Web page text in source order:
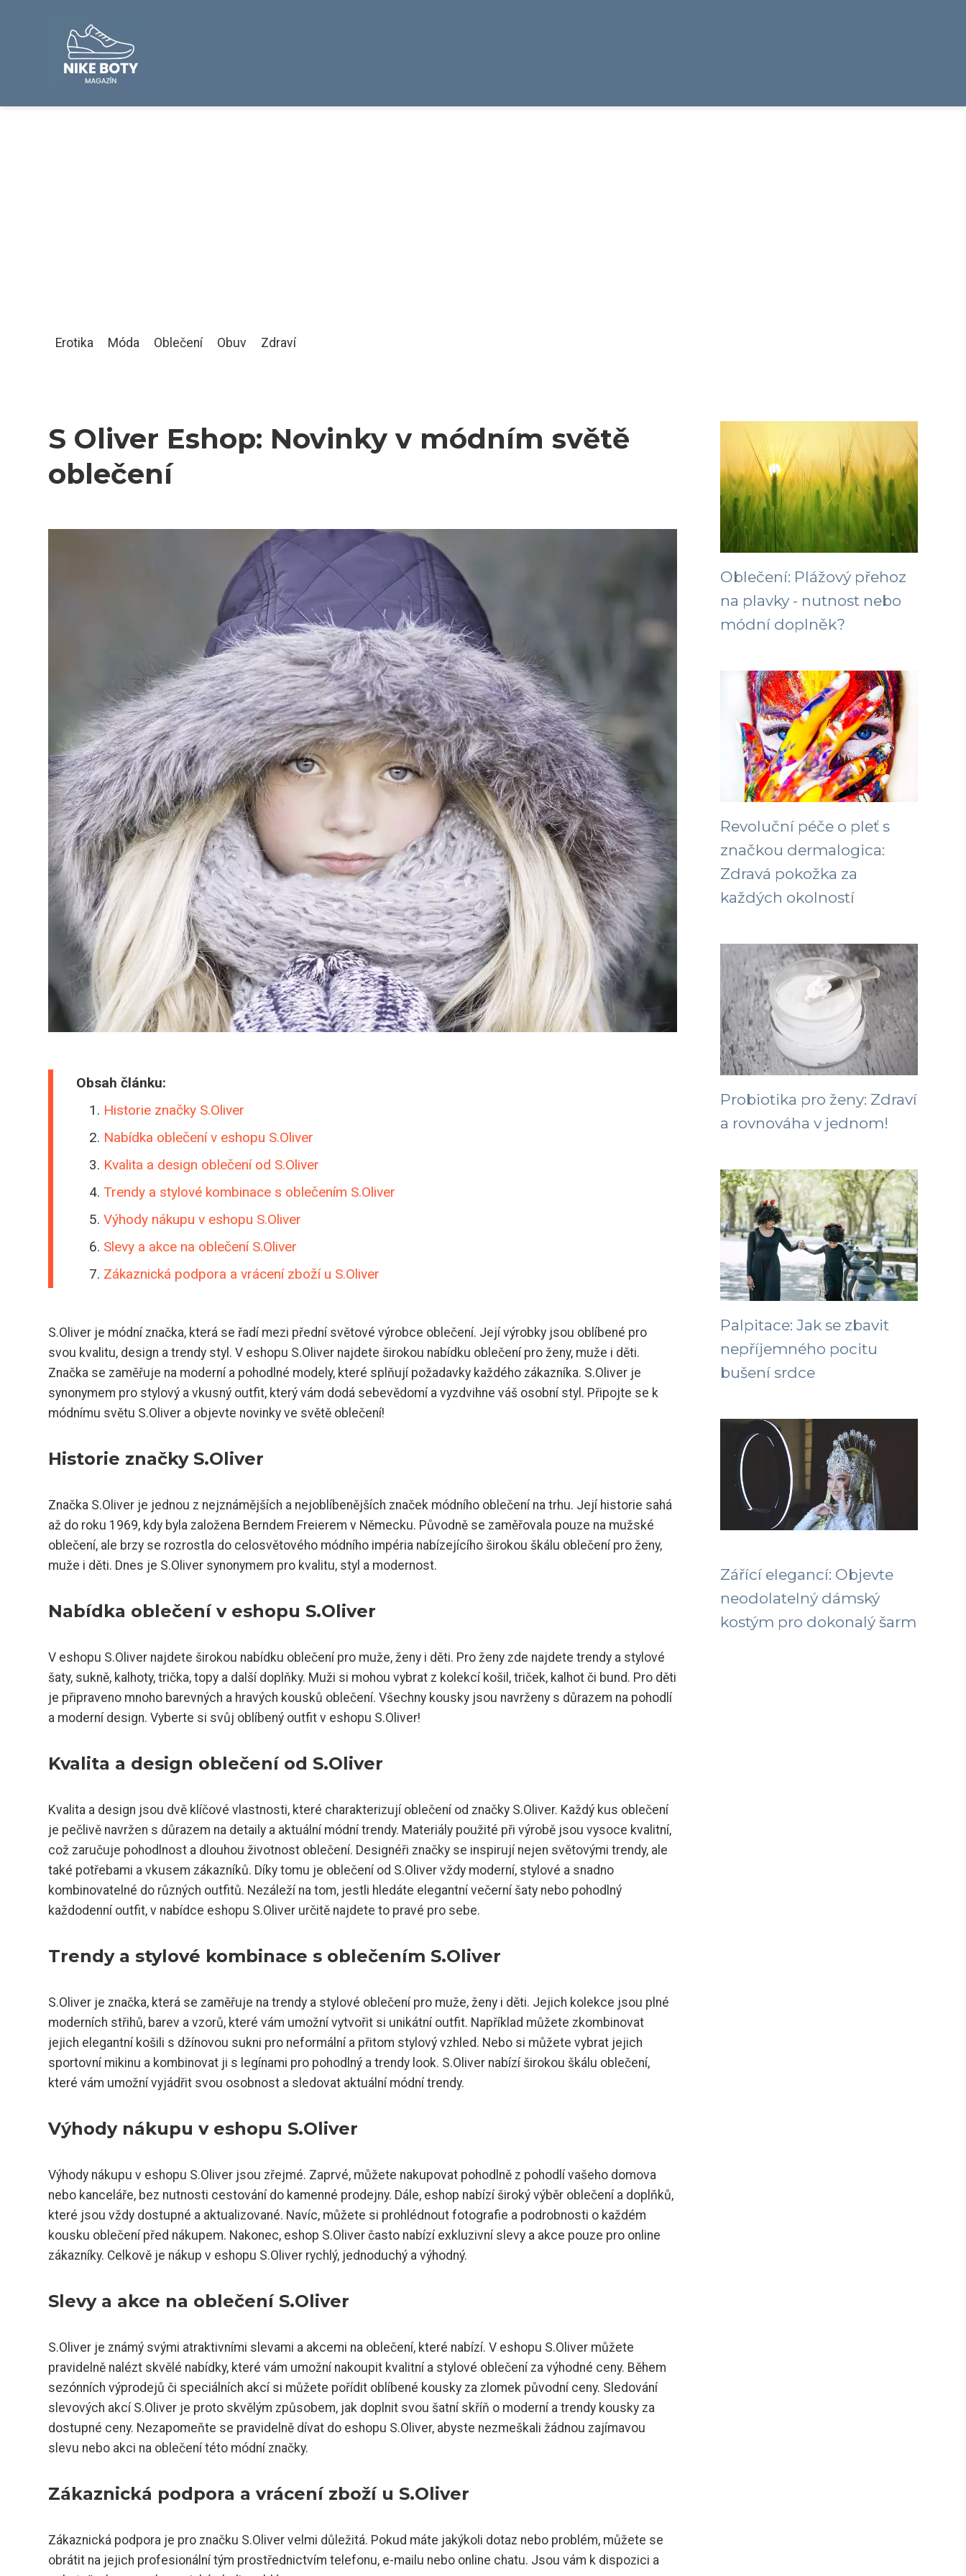
Erotika Móda Oblečení Obuv Zdraví
S Oliver Eshop: Novinky v módním světě
oblečení
Obsah článku:
Historie značky S.Oliver
Nabídka oblečení v eshopu S.Oliver
Kvalita a design oblečení od S.Oliver
Trendy a stylové kombinace s oblečením S.Oliver
Výhody nákupu v eshopu S.Oliver
Slevy a akce na oblečení S.Oliver
Zákaznická podpora a vrácení zboží u S.Oliver
S.Oliver je módní značka, která se řadí mezi přední světové výrobce oblečení. Její výrobky jsou oblíbené pro
svou kvalitu, design a trendy styl. V eshopu S.Oliver najdete širokou nabídku oblečení pro ženy, muže i děti.
Značka se zaměřuje na moderní a pohodlné modely, které splňují požadavky každého zákazníka. S.Oliver je
synonymem pro stylový a vkusný outfit, který vám dodá sebevědomí a vyzdvihne váš osobní styl. Připojte se k
módnímu světu S.Oliver a objevte novinky ve světě oblečení!
Historie značky S.Oliver
Značka S.Oliver je jednou z nejznámějších a nejoblíbenějších značek módního oblečení na trhu. Její historie sahá
až do roku 1969, kdy byla založena Berndem Freierem v Německu. Původně se zaměřovala pouze na mužské
oblečení, ale brzy se rozrostla do celosvětového módního impéria nabízejícího širokou škálu oblečení pro ženy,
muže i děti. Dnes je S.Oliver synonymem pro kvalitu, styl a modernost.
Nabídka oblečení v eshopu S.Oliver
V eshopu S.Oliver najdete širokou nabídku oblečení pro muže, ženy i děti. Pro ženy zde najdete trendy a stylové
šaty, sukně, kalhoty, trička, topy a další doplňky. Muži si mohou vybrat z kolekcí košil, triček, kalhot či bund. Pro děti
je připraveno mnoho barevných a hravých kousků oblečení. Všechny kousky jsou navrženy s důrazem na pohodlí
a moderní design. Vyberte si svůj oblíbený outfit v eshopu S.Oliver!
Kvalita a design oblečení od S.Oliver
Kvalita a design jsou dvě klíčové vlastnosti, které charakterizují oblečení od značky S.Oliver. Každý kus oblečení
je pečlivě navržen s důrazem na detaily a aktuální módní trendy. Materiály použité při výrobě jsou vysoce kvalitní,
což zaručuje pohodlnost a dlouhou životnost oblečení. Designéři značky se inspirují nejen světovými trendy, ale
také potřebami a vkusem zákazníků. Díky tomu je oblečení od S.Oliver vždy moderní, stylové a snadno
kombinovatelné do různých outfitů. Nezáleží na tom, jestli hledáte elegantní večerní šaty nebo pohodlný
každodenní outfit, v nabídce eshopu S.Oliver určitě najdete to pravé pro sebe.
Trendy a stylové kombinace s oblečením S.Oliver
S.Oliver je značka, která se zaměřuje na trendy a stylové oblečení pro muže, ženy i děti. Jejich kolekce jsou plné
moderních střihů, barev a vzorů, které vám umožní vytvořit si unikátní outfit. Například můžete zkombinovat
jejich elegantní košili s džínovou sukni pro neformální a přitom stylový vzhled. Nebo si můžete vybrat jejich
sportovní mikinu a kombinovat ji s legínami pro pohodlný a trendy look. S.Oliver nabízí širokou škálu oblečení,
které vám umožní vyjádřit svou osobnost a sledovat aktuální módní trendy.
Výhody nákupu v eshopu S.Oliver
Výhody nákupu v eshopu S.Oliver jsou zřejmé. Zaprvé, můžete nakupovat pohodlně z pohodlí vašeho domova
nebo kanceláře, bez nutnosti cestování do kamenné prodejny. Dále, eshop nabízí široký výběr oblečení a doplňků,
které jsou vždy dostupné a aktualizované. Navíc, můžete si prohlédnout fotografie a podrobnosti o každém
kousku oblečení před nákupem. Nakonec, eshop S.Oliver často nabízí exkluzivní slevy a akce pouze pro online
zákazníky. Celkově je nákup v eshopu S.Oliver rychlý, jednoduchý a výhodný.
Slevy a akce na oblečení S.Oliver
S.Oliver je známý svými atraktivními slevami a akcemi na oblečení, které nabízí. V eshopu S.Oliver můžete
pravidelně nalézt skvělé nabídky, které vám umožní nakoupit kvalitní a stylové oblečení za výhodné ceny. Během
sezónních výprodejů či speciálních akcí si můžete pořídit oblíbené kousky za zlomek původní ceny. Sledování
slevových akcí S.Oliver je proto skvělým způsobem, jak doplnit svou šatní skříň o moderní a trendy kousky za
dostupné ceny. Nezapomeňte se pravidelně dívat do eshopu S.Oliver, abyste nezmeškali žádnou zajímavou
slevu nebo akci na oblečení této módní značky.
Zákaznická podpora a vrácení zboží u S.Oliver
Zákaznická podpora je pro značku S.Oliver velmi důležitá. Pokud máte jakýkoli dotaz nebo problém, můžete se
obrátit na jejich profesionální tým prostřednictvím telefonu, e-mailu nebo online chatu. Jsou vám k dispozici a
Oblečení: Plážový přehoz
na plavky - nutnost nebo
módní doplněk?
Revoluční péče o pleť s
značkou dermalogica:
Zdravá pokožka za
každých okolností
Probiotika pro ženy: Zdraví
a rovnováha v jednom!
Palpitace: Jak se zbavit
nepříjemného pocitu
bušení srdce
Zářící elegancí: Objevte
neodolatelný dámský
kostým pro dokonalý šarm